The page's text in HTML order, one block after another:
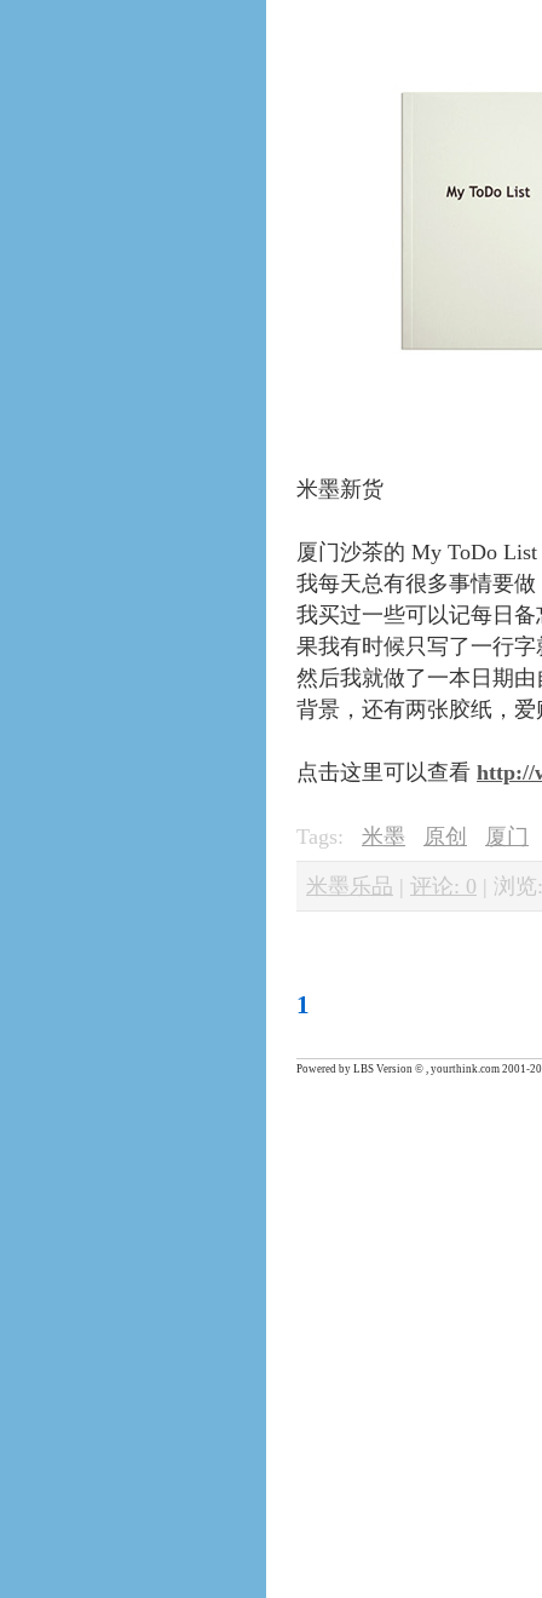
米墨新货
厦门沙茶的 My ToDo
我每天总有很多事情要
我买过一些可以记每日
果我有时候只写了一行
然后我就做了一本日期
背景，还有两张胶纸，
点击这里可以查看 http://
Tags: 米墨 原创 厦门
米墨乐品 | 评论: 0 | 浏览
1
Powered by LBS Version © , yourthink.com 2001-